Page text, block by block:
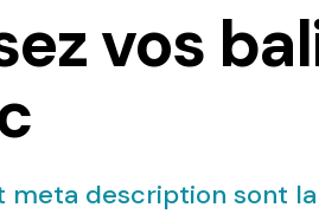
vos
meta description sont